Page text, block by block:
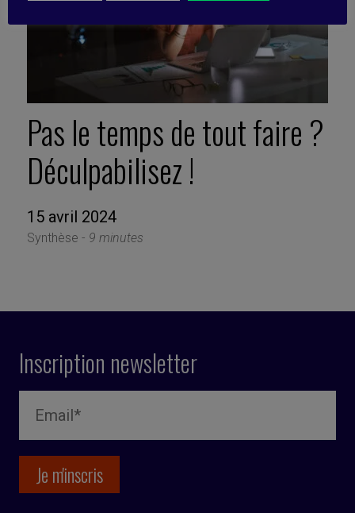
Pas le temps de tout faire ?
Déculpabilisez !
15 avril 2024
Synthèse - 9 minutes
Inscription newsletter